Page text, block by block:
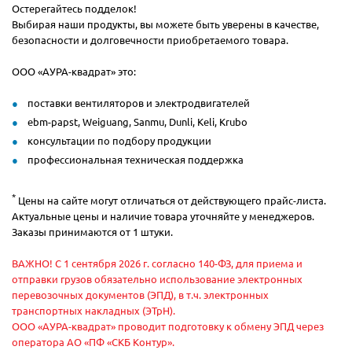
Остерегайтесь подделок!
Выбирая наши продукты, вы можете быть уверены в качестве,
безопасности и долговечности приобретаемого товара.
ООО «АУРА-квадрат» это:
поставки вентиляторов и электродвигателей
ebm-papst, Weiguang, Sanmu, Dunli, Keli, Krubo
консультации по подбору продукции
профессиональная техническая поддержка
* Цены на сайте могут отличаться от действующего прайс-листа.
Актуальные цены и наличие товара уточняйте у менеджеров.
Заказы принимаются от 1 штуки.
ВАЖНО! С 1 сентября 2026 г. согласно 140-ФЗ, для приема и
отправки грузов обязательно использование электронных
перевозочных документов (ЭПД), в т.ч. электронных
транспортных накладных (ЭТрН).
ООО «АУРА-квадрат» проводит подготовку к обмену ЭПД через
оператора АО «ПФ «СКБ Контур».